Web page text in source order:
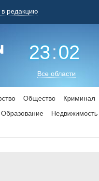
редакцию
23:02
Все области
Общество
Криминал
Образование
Недвижимость